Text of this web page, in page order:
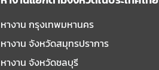
หางาน กรุงเทพมหานคร
หางาน จังหวัดสมุทรปราการ
หางาน จังหวัดชลบุรี